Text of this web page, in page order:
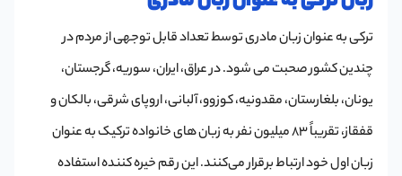
ترکی به عنوان زبان مادری توسط تعداد قابل توجهی از مردم در
چندین کشور صحبت می شود. در عراق، ایران، سوریه، گرجستان،
یونان، بلغارستان، مقدونیه، کوزوو، آلبانی، اروپای شرقی، بالکان و
قفقاز، تقریباً 83 میلیون نفر به زبان های خانواده ترکیک به عنوان
زبان اول خود ارتباط برقرار می‌کنند. این رقم خیره کننده استفاده